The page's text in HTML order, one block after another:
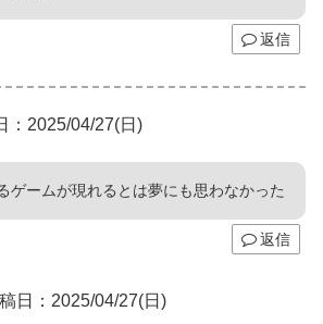
返信
：2025/04/27(日)
ゲームが現れるとは夢にも思わなかった
返信
日：2025/04/27(日)